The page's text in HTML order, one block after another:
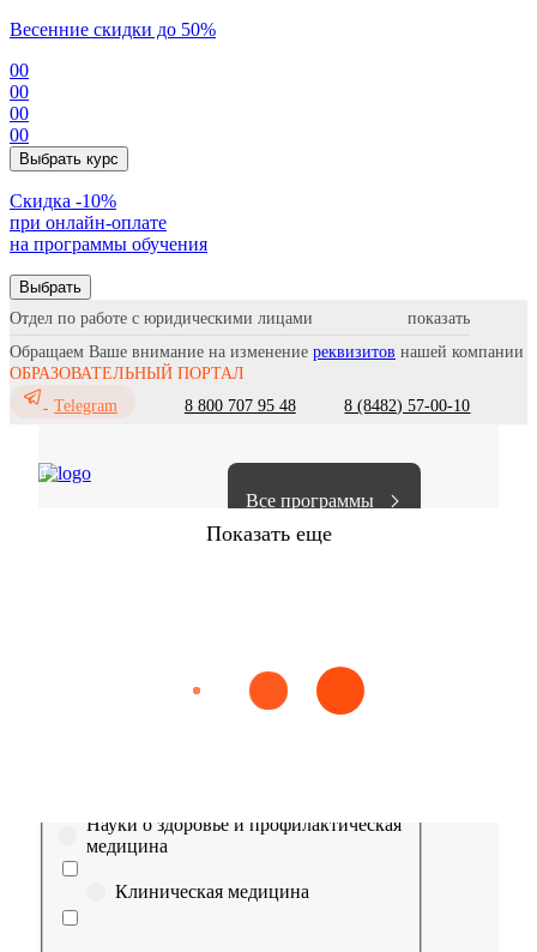
Весенние скидки до 50%
00
00
00
00
Выбрать курс
Cкидка -10%
при онлайн-оплате
на программы обучения
Выбрать
Отдел по работе с юридическими лицами
Обращаем Ваше внимание на изменение реквизитов нашей компании
ОБРАЗОВАТЕЛЬНЫЙ ПОРТАЛ
Telegram
8 800 707 95 48 8 (8482) 57-00-10
Все программы
Показать еще
Эпидемиология Медицинская помощь
Выберите направление
Науки о здоровье и профилактическая
медицина
Клиническая медицина